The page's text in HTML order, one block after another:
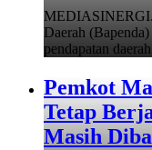
Daerah
pendapatan
Pemkot
Tetap
Masih